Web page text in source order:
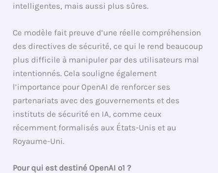
intelligentes, mais aussi plus sûres.
Ce modèle fait preuve d’une réelle compréhension
des directives de sécurité, ce qui le rend beaucoup
plus difficile à manipuler par des utilisateurs mal
intentionnés. Cela souligne également
l’importance pour OpenAI de renforcer ses
partenariats avec des gouvernements et des
instituts de sécurité en IA, comme ceux
récemment formalisés aux États-Unis et au
Royaume-Uni.
Pour qui est destiné OpenAI o1 ?